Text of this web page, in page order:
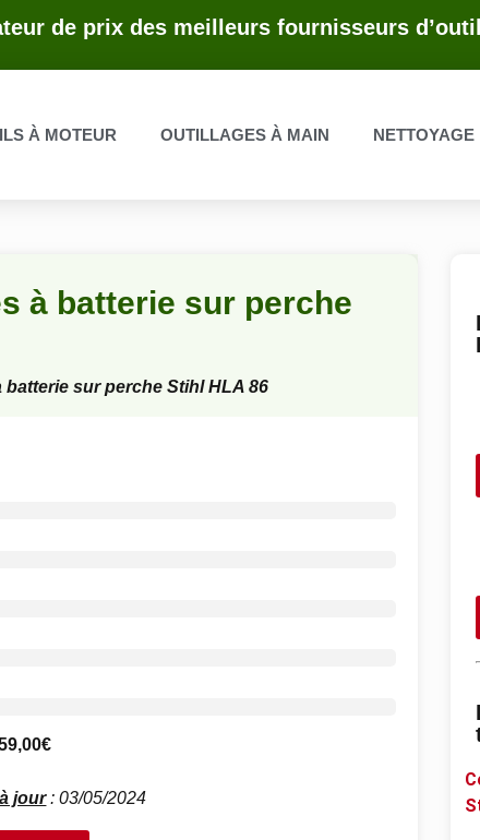
de prix des meilleurs fournisseurs
À MOTEUR OUTILLAGES À MAIN NETTOYAGE
à batterie sur perche
batterie sur perche Stihl HLA 86
jour: 03/05/2024